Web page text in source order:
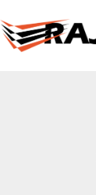
to
content